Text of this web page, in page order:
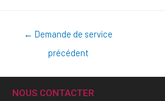
← Demande de service
précédent
NOUS CONTACTER